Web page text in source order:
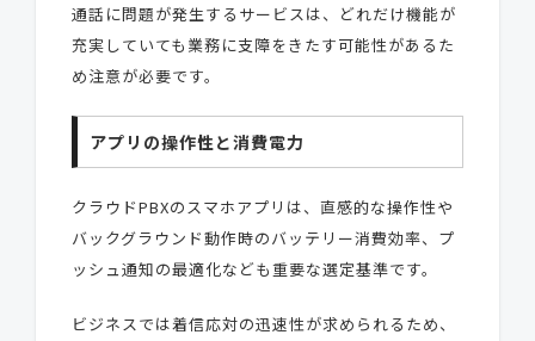
通話に問題が発生するサービスは、どれだけ機能が
充実していても業務に支障をきたす可能性があるた
め注意が必要です。
アプリの操作性と消費電力
クラウドPBXのスマホアプリは、直感的な操作性や
バックグラウンド動作時のバッテリー消費効率、プ
ッシュ通知の最適化なども重要な選定基準です。
ビジネスでは着信応対の迅速性が求められるため、